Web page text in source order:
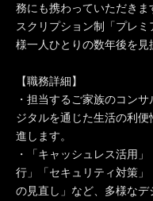
務にも携わっていただき
スクリプション制「プレ
様一人ひとりの数年後を見
【職務詳細】
・担当するご家族のコン
ジタルを通じた生活の利
進します。
・「キャッシュレス活用
行」「セキュリティ対策
の見直し」など、多様な